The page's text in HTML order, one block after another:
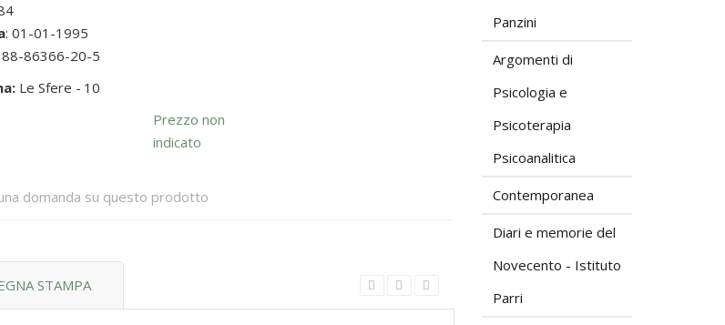
: 01-01-1995
88-86366-20-5
Le Sfere - 10
Prezzo non
indicato
domanda su questo prodotto
STAMPA
Panzini
Argomenti di
Psicologia e
Psicoterapia
Psicoanalitica
Contemporanea
Diari e memorie del
Novecento - Istituto
Parri